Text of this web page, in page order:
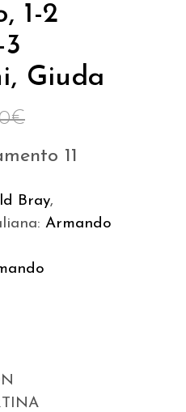
1-2
Giuda
€
11
Bray,
Armando